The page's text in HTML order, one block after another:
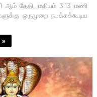
ஆம் தேதி, மதியம் 3:13 மணி
ஒருமுறை நடக்கக்கூடிய
»